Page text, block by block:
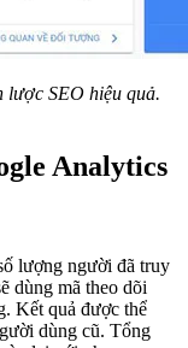
lược SEO hiệu quả.
Analytics
lượng người đã truy
dùng mã theo dõi
Kết quả được thể
dùng cũ. Tổng